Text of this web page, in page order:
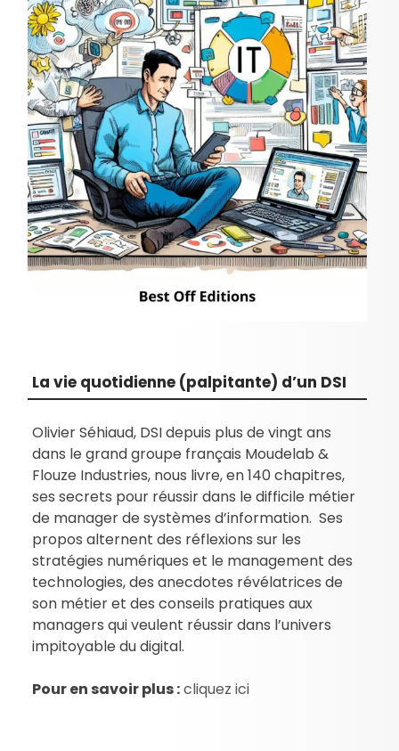
La vie quotidienne (palpitante) d’un DSI
Olivier Séhiaud, DSI depuis plus de vingt ans
dans le grand groupe français Moudelab &
Flouze Industries, nous livre, en 140 chapitres,
ses secrets pour réussir dans le difficile métier
de manager de systèmes d’information. Ses
propos alternent des réflexions sur les
stratégies numériques et le management des
technologies, des anecdotes révélatrices de
son métier et des conseils pratiques aux
managers qui veulent réussir dans l’univers
impitoyable du digital.
Pour en savoir plus :cliquez ici